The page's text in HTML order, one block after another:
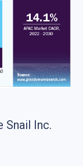
Snail Inc.